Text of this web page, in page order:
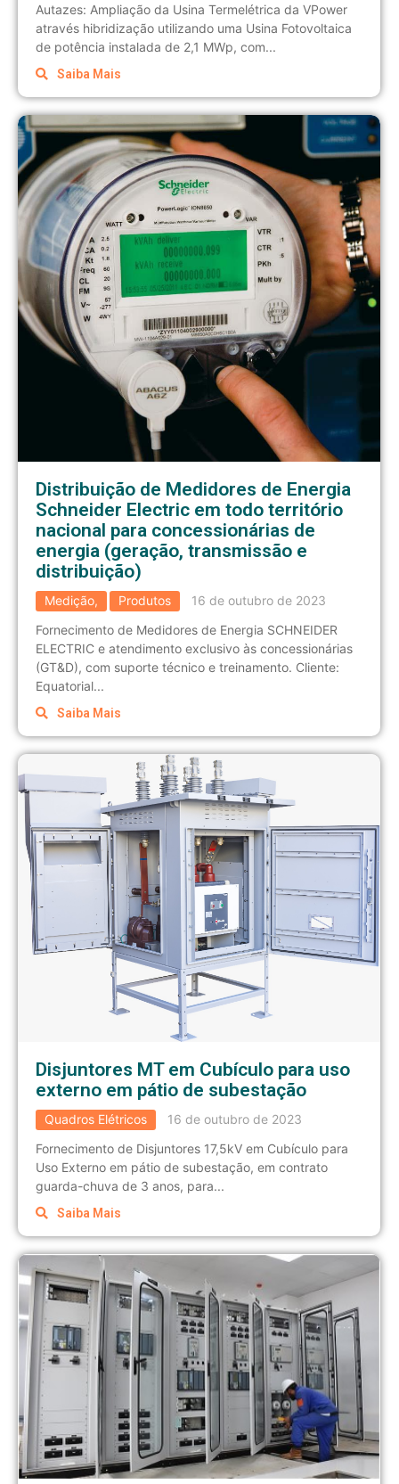
Autazes: Ampliação da Usina Termelétrica da VPower
através hibridização utilizando uma Usina Fotovoltaica
de potência instalada de 2,1 MWp, com...
Saiba Mais
Distribuição de Medidores de Energia
Schneider Electric em todo território
nacional para concessionárias de
energia (geração, transmissão e
distribuição)
Medição, Produtos
16 de outubro de 2023
Fornecimento de Medidores de Energia SCHNEIDER
ELECTRIC e atendimento exclusivo às concessionárias
(GT&D), com suporte técnico e treinamento. Cliente:
Equatorial...
Saiba Mais
Disjuntores MT em Cubículo para uso
externo em pátio de subestação
Quadros Elétricos
16 de outubro de 2023
Fornecimento de Disjuntores 17,5kV em Cubículo para
Uso Externo em pátio de subestação, em contrato
guarda-chuva de 3 anos, para...
Saiba Mais